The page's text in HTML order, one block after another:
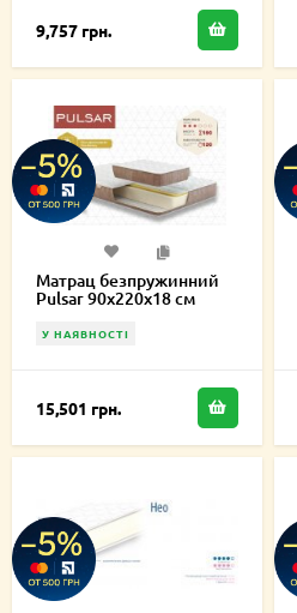
9,757 грн.
Матрац безпружинний
Pulsar 90х220х18 см
У НАЯВНОСТІ
15,501 грн.